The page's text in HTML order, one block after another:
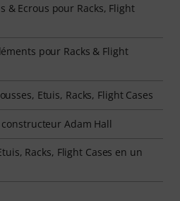
& Ecrous pour Racks, Flight
pour Racks & Flight
Etuis, Racks, Flight Cases
Adam Hall
Racks, Flight Cases en un